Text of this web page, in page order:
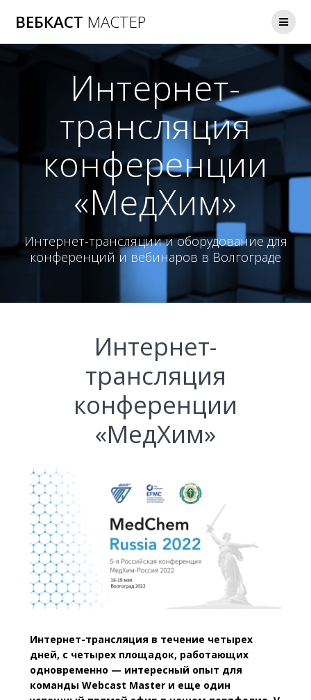
ВЕБКАСТ МАСТЕР
Интернет-
трансляция
конференции
«МедХим»
Интернет-трансляции и оборудование для
конференций и вебинаров в Волгограде
Интернет-
трансляция
конференции
«МедХим»
Интернет-трансляция в течение четырех
дней, с четырех площадок, работающих
одновременно — интересный опыт для
команды Webcast Master и еще один